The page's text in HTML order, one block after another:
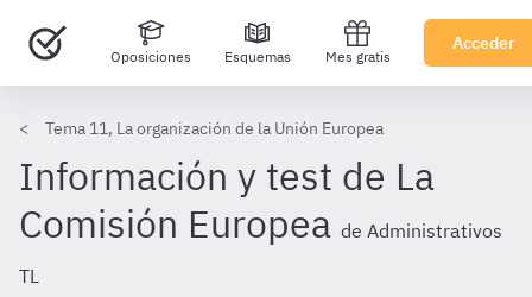
Oposiciones Esquemas Mes gratis
Acceder
Tema 11, La organización de la Unión Europea
Información y test de La
Comisión Europea de Administrativos
TL